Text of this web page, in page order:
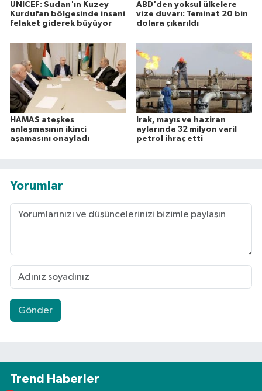
UNICEF: Sudan'ın Kuzey
Kurdufan bölgesinde insani
felaket giderek büyüyor
ABD'den yoksul ülkelere
vize duvarı: Teminat 20 bin
dolara çıkarıldı
HAMAS ateşkes
anlaşmasının ikinci
aşamasını onayladı
Irak, mayıs ve haziran
aylarında 32 milyon varil
petrol ihraç etti
Yorumlar
Gönder
Trend Haberler